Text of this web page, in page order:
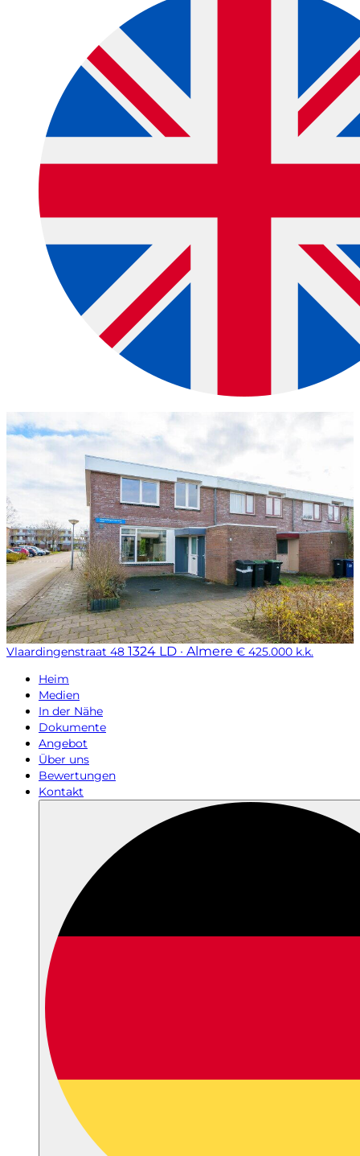
Vlaardingenstraat 48 1324 LD · Almere € 425.000 k.k.
Heim
Medien
In der Nähe
Dokumente
Angebot
Über uns
Bewertungen
Kontakt